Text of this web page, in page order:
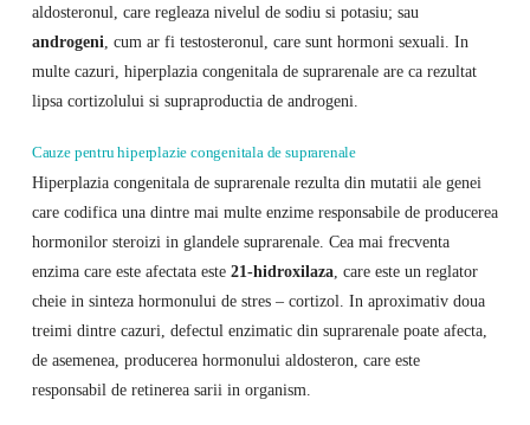
aldosteronul, care regleaza nivelul de sodiu si potasiu; sau
androgeni , cum ar fi testosteronul, care sunt hormoni sexuali. In
multe cazuri, hiperplazia congenitala de suprarenale are ca rezultat
lipsa cortizolului si supraproductia de androgeni.
Cauze pentru hiperplazie congenitala de suprarenale
Hiperplazia congenitala de suprarenale rezulta din mutatii ale genei
care codifica una dintre mai multe enzime responsabile de producerea
hormonilor steroizi in glandele suprarenale. Cea mai frecventa
enzima care este afectata este 21-hidroxilaza, care este un reglator
cheie in sinteza hormonului de stres – cortizol. In aproximativ doua
treimi dintre cazuri, defectul enzimatic din suprarenale poate afecta,
de asemenea, producerea hormonului aldosteron, care este
responsabil de retinerea sarii in organism.